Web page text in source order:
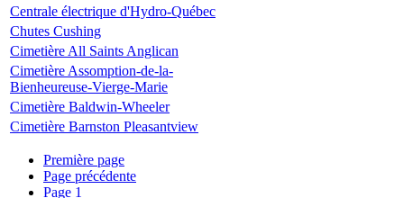
Centrale électrique d'Hydro-Québec
Chutes Cushing
Cimetière All Saints Anglican
Cimetière Assomption-de-la-
Bienheureuse-Vierge-Marie
Cimetière Baldwin-Wheeler
Cimetière Barnston Pleasantview
Première page
Page précédente
Page 1